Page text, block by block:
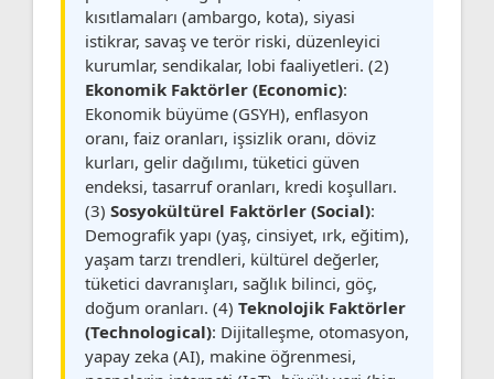
kısıtlamaları (ambargo, kota), siyasi
istikrar, savaş ve terör riski, düzenleyici
kurumlar, sendikalar, lobi faaliyetleri. (2)
Ekonomik Faktörler (Economic):
Ekonomik büyüme (GSYH), enflasyon
oranı, faiz oranları, işsizlik oranı, döviz
kurları, gelir dağılımı, tüketici güven
endeksi, tasarruf oranları, kredi koşulları.
(3) Sosyokültürel Faktörler (Social):
Demografik yapı (yaş, cinsiyet, ırk, eğitim),
yaşam tarzı trendleri, kültürel değerler,
tüketici davranışları, sağlık bilinci, göç,
doğum oranları. (4) Teknolojik Faktörler
(Technological): Dijitalleşme, otomasyon,
yapay zeka (AI), makine öğrenmesi,